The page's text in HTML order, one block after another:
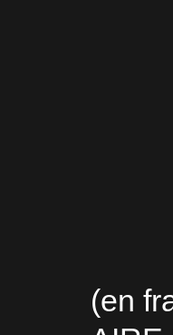
(en